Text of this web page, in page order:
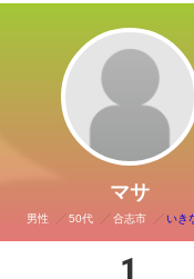
マサ
男性 50代 合志市 いき
1